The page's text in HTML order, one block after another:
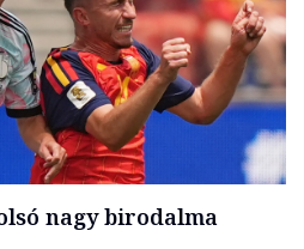
nagy birodalma